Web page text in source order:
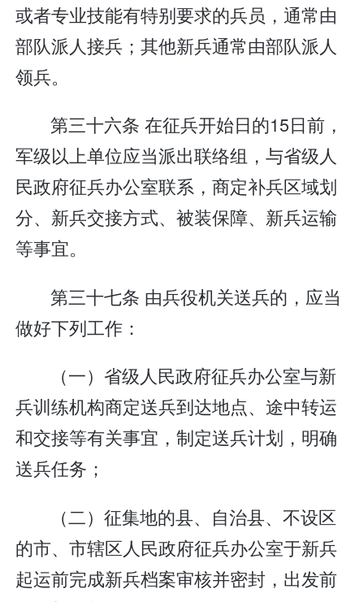
或者专业技能有特别要求的兵员，通常由
部队派人接兵；其他新兵通常由部队派人
领兵。
第三十六条 在征兵开始日的15日前，
军级以上单位应当派出联络组，与省级人
民政府征兵办公室联系，商定补兵区域划
分、新兵交接方式、被装保障、新兵运输
等事宜。
第三十七条 由兵役机关送兵的，应当
做好下列工作：
（一）省级人民政府征兵办公室与新
兵训练机构商定送兵到达地点、途中转运
和交接等有关事宜，制定送兵计划，明确
送兵任务；
（二）征集地的县、自治县、不设区
的市、市辖区人民政府征兵办公室于新兵
起运前完成新兵档案审核并密封，出发前